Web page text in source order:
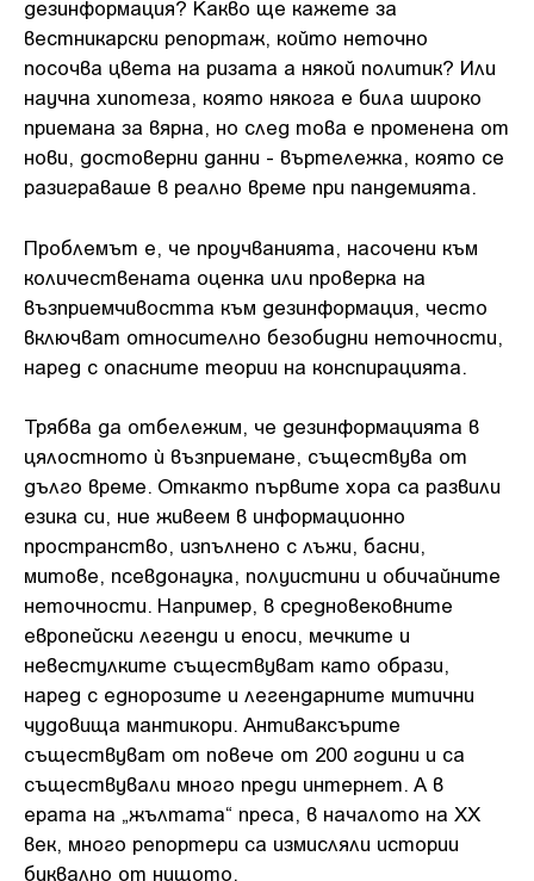
дезинформация? Какво ще кажете за
вестникарски репортаж, който неточно
посочва цвета на ризата а някой политик? Или
научна хипотеза, която някога е била широко
приемана за вярна, но след това е променена от
нови, достоверни данни - въртележка, която се
разиграваше в реално време при пандемията.
Проблемът е, че проучванията, насочени към
количествената оценка или проверка на
възприемчивостта към дезинформация, често
включват относително безобидни неточности,
наред с опасните теории на конспирацията.
Трябва да отбележим, че дезинформацията в
цялостното ѝ възприемане, съществува от
дълго време. Откакто първите хора са развили
езика си, ние живеем в информационно
пространство, изпълнено с лъжи, басни,
митове, псевдонаука, полуистини и обичайните
неточности. Например, в средновековните
европейски легенди и епоси, мечките и
невестулките съществуват като образи,
наред с еднорозите и легендарните митични
чудовища мантикори. Антиваксърите
съществуват от повече от 200 години и са
съществували много преди интернет. А в
ерата на „жълтата“ преса, в началото на ХХ
век, много репортери са измисляли истории
буквално от нищото.